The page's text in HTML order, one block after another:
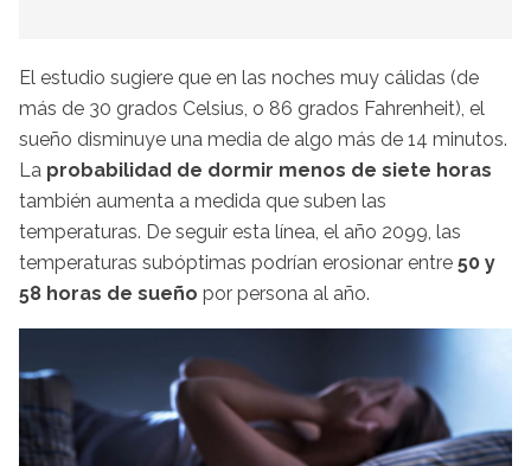
El estudio sugiere que en las noches muy cálidas (de
más de 30 grados Celsius, o 86 grados Fahrenheit), el
sueño disminuye una media de algo más de 14 minutos.
La probabilidad de dormir menos de siete horas
también aumenta a medida que suben las
temperaturas. De seguir esta línea, el año 2099, las
temperaturas subóptimas podrían erosionar entre 50 y
58 horas de sueño por persona al año.